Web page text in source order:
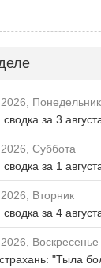
2026, Понедельник
за 3
2026, Суббота
за 1
Вторник
за 4
Воскресенье
"Тыла